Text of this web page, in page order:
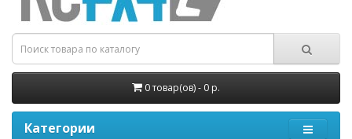
0 товар(ов) - 0 р.
Категории